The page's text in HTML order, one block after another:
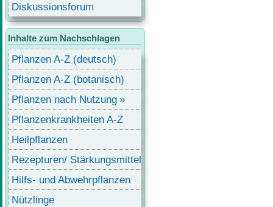
Diskussionsforum
Inhalte zum Nachschlagen
Pflanzen A-Z (deutsch)
Pflanzen A-Z (botanisch)
Pflanzen nach Nutzung
Pflanzenkrankheiten A-Z
Heilpflanzen
Rezepturen/ Stärkungsmittel
Hilfs- und Abwehrpflanzen
Nützlinge